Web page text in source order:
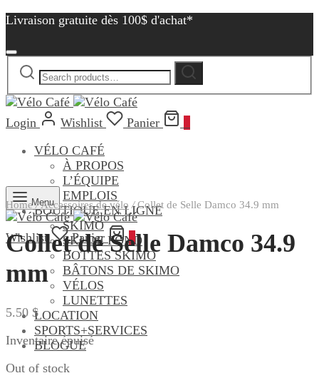
Livraison gratuite dès 100$ d'achat*
Search
for:
Search
Login Wishlist Panier
VÉLO CAFÉ
À PROPOS
L’ÉQUIPE
EMPLOIS
BOUTIQUE EN LIGNE
SKIMO
SKI DE FOND
BOTTES SKIMO
BÂTONS DE SKIMO
VÉLOS
LUNETTES
LOCATION
SPORTS+SERVICES
BLOGUE
Menu
Wishlist Panier 0
Home /Accessoires de vélo /Collet de Selle Damco 34.9 mm
Collet de Selle Damco 34.9
mm
5.50 $
Inventaire épuisé
Out of stock